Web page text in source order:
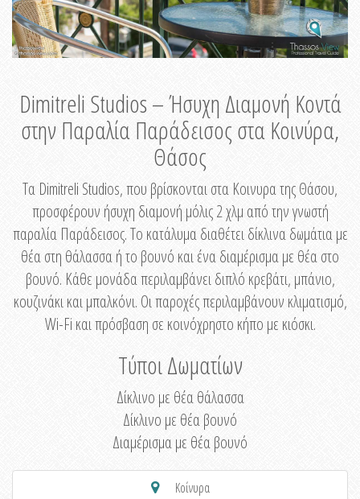
Dimitreli Studios – Ήσυχη Διαμονή Κοντά
στην Παραλία Παράδεισος στα Κοινύρα,
Θάσος
Τα Dimitreli Studios, που βρίσκονται στα Κοινυρα της Θάσου,
προσφέρουν ήσυχη διαμονή μόλις 2 χλμ από την γνωστή
παραλία Παράδεισος. Το κατάλυμα διαθέτει δίκλινα δωμάτια με
θέα στη θάλασσα ή το βουνό και ένα διαμέρισμα με θέα στο
βουνό. Κάθε μονάδα περιλαμβάνει διπλό κρεβάτι, μπάνιο,
κουζινάκι και μπαλκόνι. Οι παροχές περιλαμβάνουν κλιματισμό,
Wi-Fi και πρόσβαση σε κοινόχρηστο κήπο με κιόσκι.
Τύποι Δωματίων
Δίκλινο με θέα θάλασσα
Δίκλινο με θέα βουνό
Διαμέρισμα με θέα βουνό
Κοίνυρα